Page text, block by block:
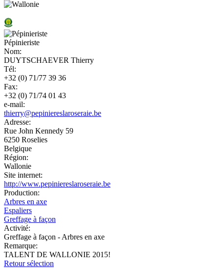
Pépinieriste
Nom:
DUYTSCHAEVER Thierry
Tél:
+32 (0) 71/77 39 36
Fax:
+32 (0) 71/74 01 43
e-mail:
thierry@pepiniereslaroseraie.be
Adresse:
Rue John Kennedy 59
6250 Roselies
Belgique
Région:
Wallonie
Site internet:
http://www.pepiniereslaroseraie.be
Production:
Arbres en axe
Espaliers
Greffage à façon
Activité:
Greffage à façon - Arbres en axe
Remarque:
TALENT DE WALLONIE 2015!
Retour sélection